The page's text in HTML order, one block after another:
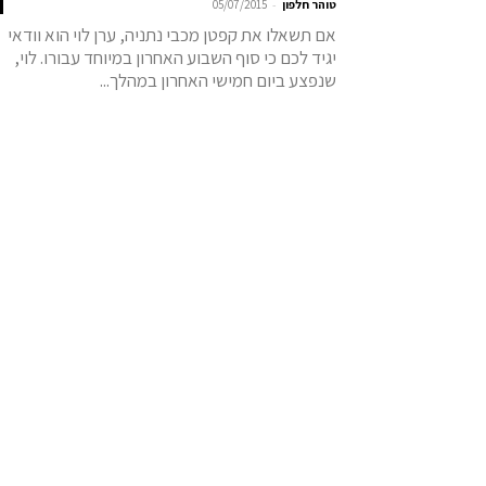
טוהר חלפון -
05/07/2015
אם תשאלו את קפטן מכבי נתניה, ערן לוי הוא וודאי
יגיד לכם כי סוף השבוע האחרון במיוחד עבורו. לוי,
שנפצע ביום חמישי האחרון במהלך...